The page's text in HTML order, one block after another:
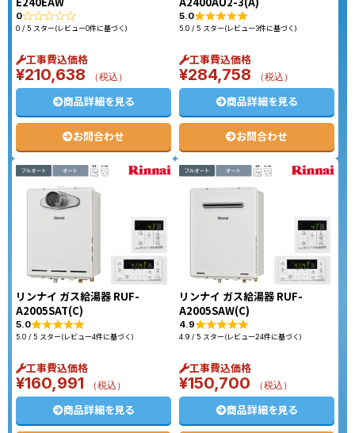
0
0 / 5 スター(レビュー0件に基づく)
工事費込価格
¥210,638 （税込）
商品詳細を見る
お問合わせ
5.0
5.0 / 5 スター(レビュー3件に基づく)
工事費込価格
¥284,758 （税込）
商品詳細を見る
お問合わせ
リンナイ ガス給湯器 RUF-
A2005SAT(C)
5.0
5.0 / 5 スター(レビュー4件に基づく)
工事費込価格
¥160,991 （税込）
商品詳細を見る
リンナイ ガス給湯器 RUF-
A2005SAW(C)
4.9
4.9 / 5 スター(レビュー24件に基づく)
工事費込価格
¥150,700 （税込）
商品詳細を見る